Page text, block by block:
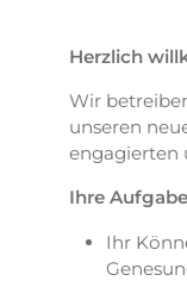
Herzlich
Wir
unseren
engagierten
Ihre
Ihr